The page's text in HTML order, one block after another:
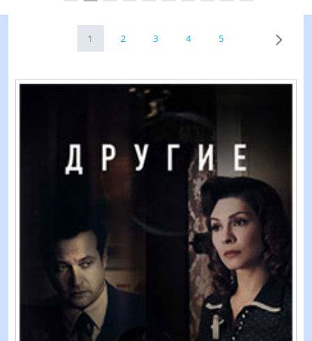
1 2 3 4 5